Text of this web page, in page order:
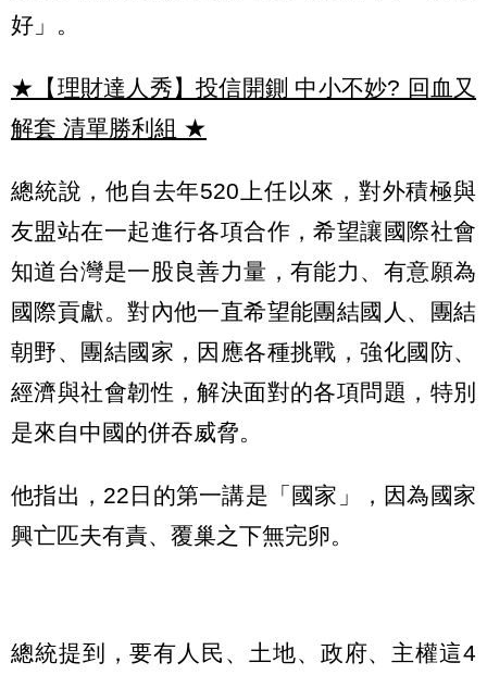
好」。
★【理財達人秀】投信開鍘 中小不妙? 回血又
解套 清單勝利組 ★
總統說，他自去年520上任以來，對外積極與
友盟站在一起進行各項合作，希望讓國際社會
知道台灣是一股良善力量，有能力、有意願為
國際貢獻。對內他一直希望能團結國人、團結
朝野、團結國家，因應各種挑戰，強化國防、
經濟與社會韌性，解決面對的各項問題，特別
是來自中國的併吞威脅。
他指出，22日的第一講是「國家」，因為國家
興亡匹夫有責、覆巢之下無完卵。
總統提到，要有人民、土地、政府、主權這4